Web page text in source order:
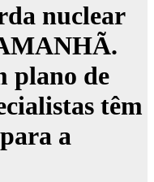
nuclear
plano de
têm
a